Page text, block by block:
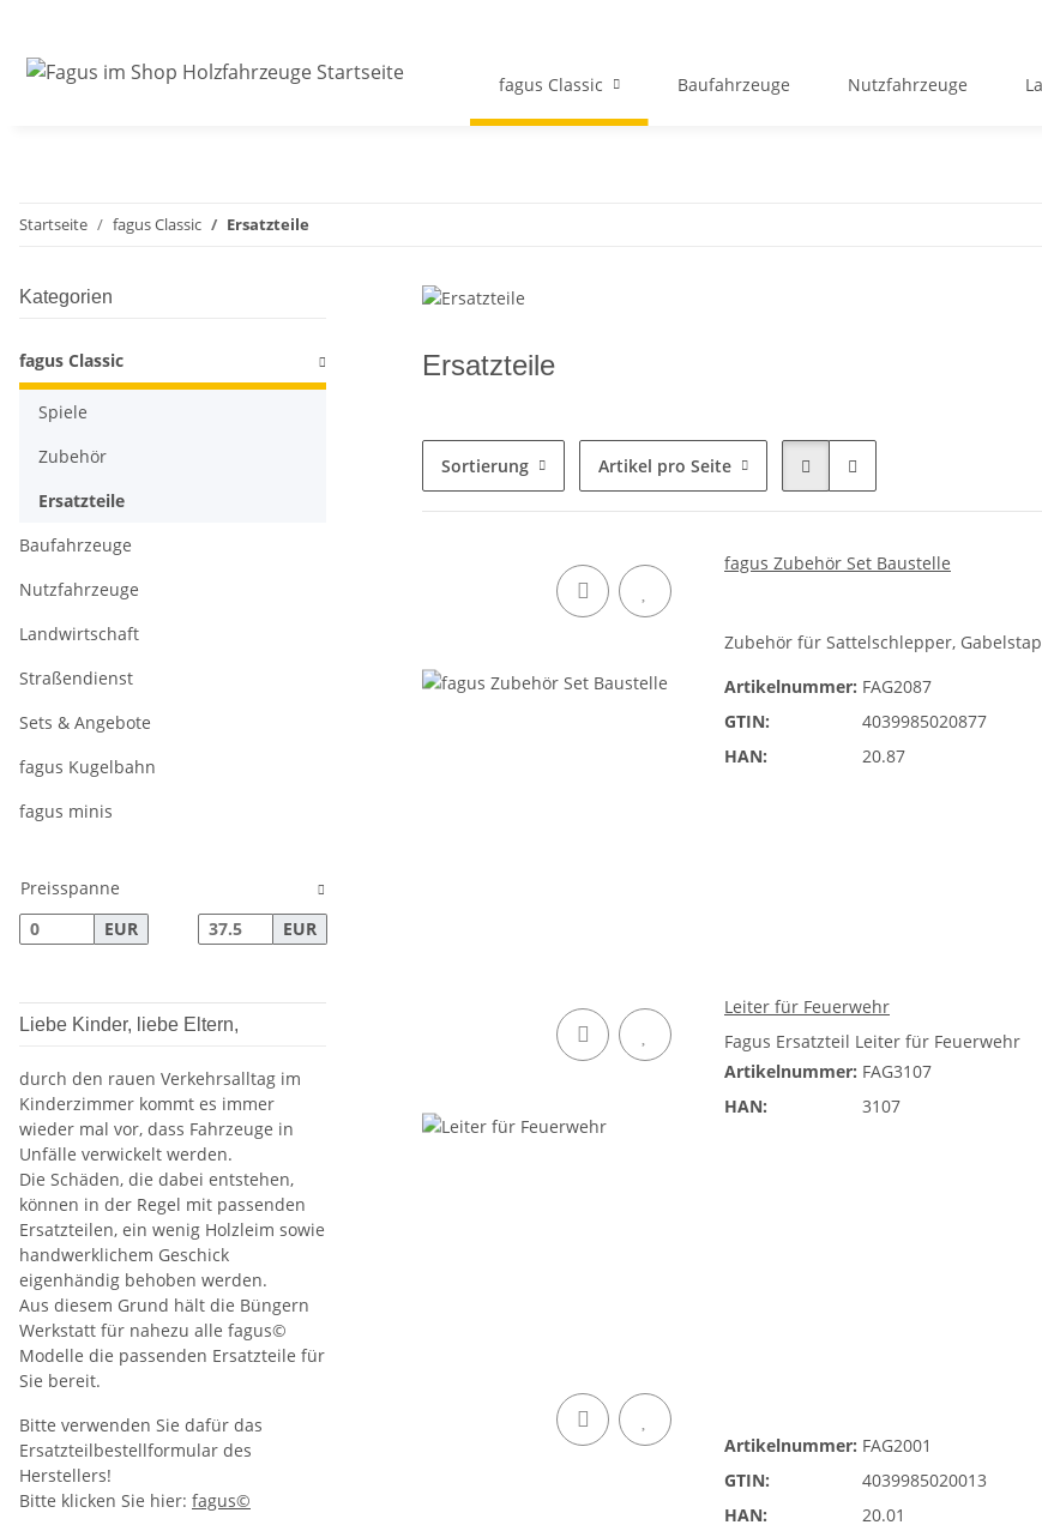
fagus Classic Baufahrzeuge Nutzfahrzeuge
Startseite fagus Classic Ersatzteile
Ersatzteile
Sortierung Artikel pro Seite
fagus Zubehör Set Baustelle
Zubehör für Sattelschlepper,
Artikelnummer: FAG2087
GTIN:
4039985020877
HAN:
20.87
Leiter für Feuerwehr
Fagus Ersatzteil Leiter für Feuerwehr
Artikelnummer: FAG3107
HAN:
3107
Artikelnummer: FAG2001
GTIN:
4039985020013
HAN:
20.01
Kategorien
fagus Classic
Spiele
Zubehör
Ersatzteile
Baufahrzeuge
Nutzfahrzeuge
Landwirtschaft
Straßendienst
Sets & Angebote
fagus Kugelbahn
fagus minis
Preisspanne
EUR
EUR
Liebe Kinder, liebe Eltern,
durch den rauen Verkehrsalltag im
Kinderzimmer kommt es immer
wieder mal vor, dass Fahrzeuge in
Unfälle verwickelt werden.
Die Schäden, die dabei entstehen,
können in der Regel mit passenden
Ersatzteilen, ein wenig Holzleim sowie
handwerklichem Geschick
eigenhändig behoben werden.
Aus diesem Grund hält die Büngern
Werkstatt für nahezu alle fagus©
Modelle die passenden Ersatzteile für
Sie bereit.
Bitte verwenden Sie dafür das
Ersatzteilbestellformular des
Herstellers!
Bitte klicken Sie hier: fagus©